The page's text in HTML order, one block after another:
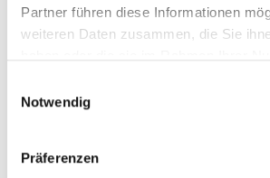
Partner führen diese Informationen
weiteren Daten zusammen, die Sie
Notwendig
Präferenzen
Businesswings
Fieseler-Storch-Straße 16
E-Mail: info@businesswings.com